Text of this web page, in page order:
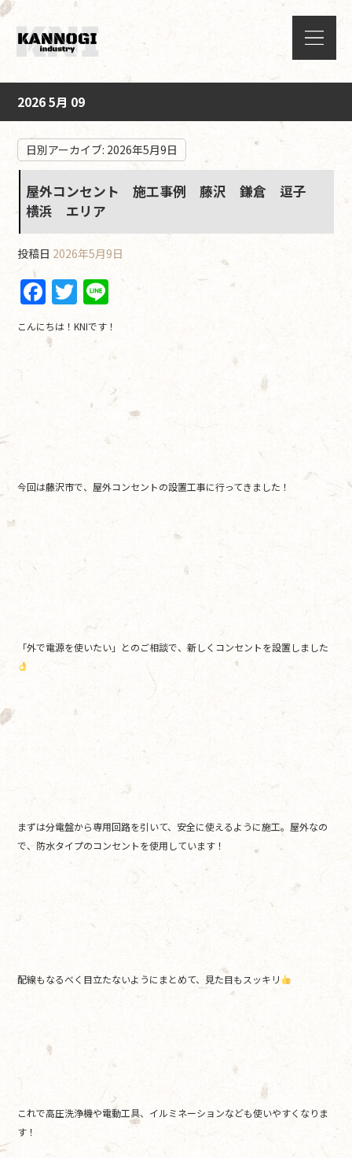
2026 5月 09
日別アーカイブ: 2026年5月9日
屋外コンセント 施工事例 藤沢 鎌倉 逗子
横浜 エリア
投稿日 2026年5月9日
F
a
c
o
T
w
itt
Li
n
e
こんにちは！KNIです！
今回は藤沢市で、屋外コンセントの設置工事に行ってきました！
「外で電源を使いたい」とのご相談で、新しくコンセントを設置しました
まずは分電盤から専用回路を引いて、安全に使えるように施工。屋外なの
で、防水タイプのコンセントを使用しています！
配線もなるべく目立たないようにまとめて、見た目もスッキリ
これで高圧洗浄機や電動工具、イルミネーションなども使いやすくなりま
す！